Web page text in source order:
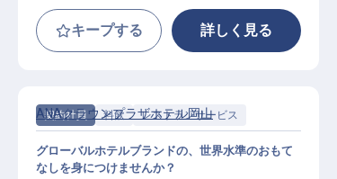
キープする 詳しく見る
契約社員 料飲 レストランサービス
ANAクラウンプラザホテル岡山
グローバルホテルブランドの、世界水準のおもて
なしを身につけませんか？